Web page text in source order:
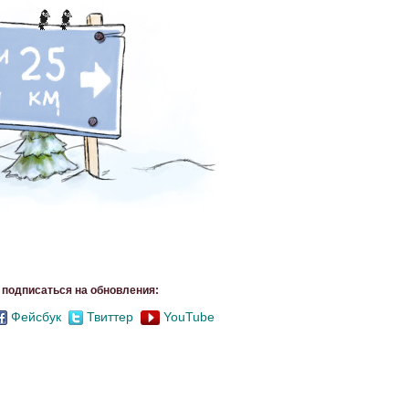
подписаться на обновления:
Фейсбук Твиттер YouTube